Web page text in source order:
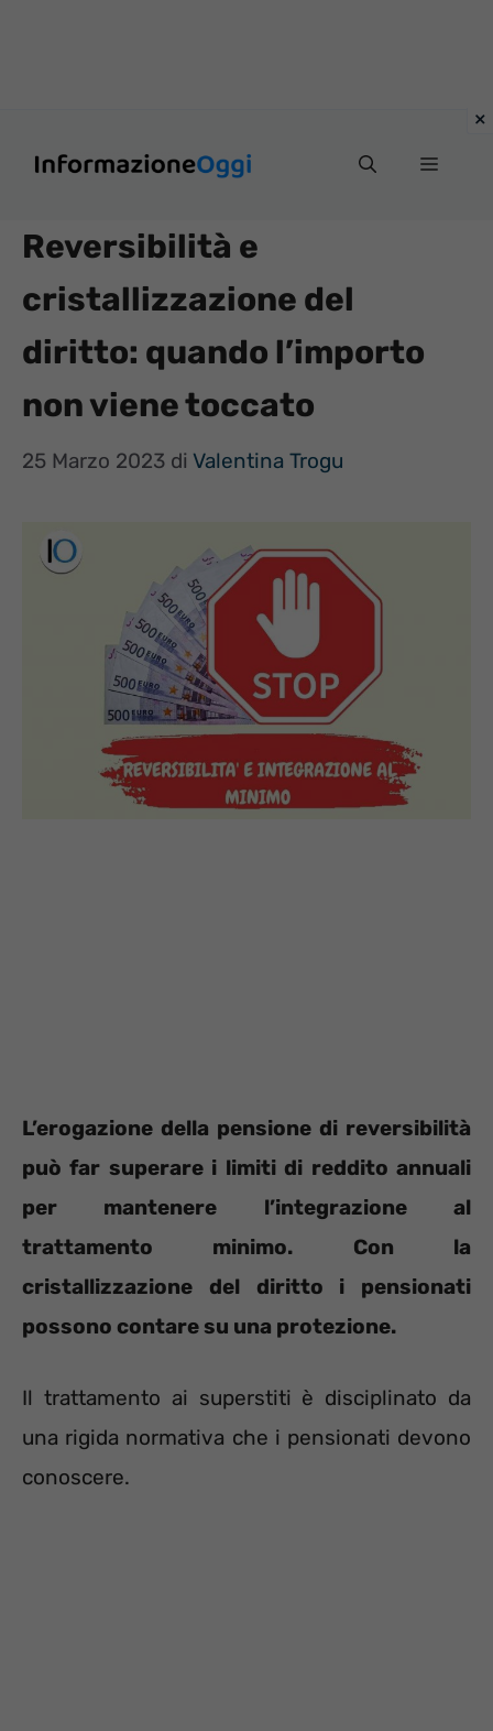
Menu
Reversibilità e
cristallizzazione del
diritto: quando l’importo
non viene toccato
25 Marzo 2023 di Valentina Trogu
L’erogazione della pensione di reversibilità
può far superare i limiti di reddito annuali
per mantenere l’integrazione al
trattamento minimo. Con la
cristallizzazione del diritto i pensionati
possono contare su una protezione.
Il trattamento ai superstiti è disciplinato da
una rigida normativa che i pensionati devono
conoscere.